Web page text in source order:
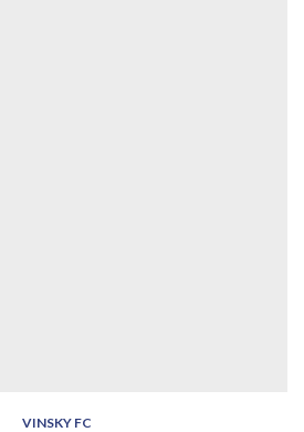
VINSKY FC